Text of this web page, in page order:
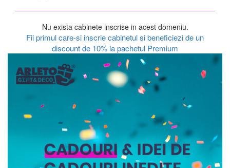
Nu exista cabinete inscrise in acest domeniu.
Fii primul care-si inscrie cabinetul si beneficiezi de un
discount de 10% la pachetul Premium